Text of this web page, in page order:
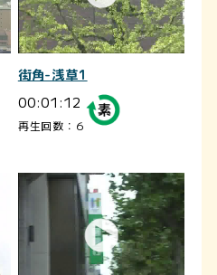
街角-浅草1
00:01:12
再生回数：6